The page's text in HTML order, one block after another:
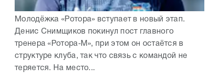
Молодёжка «Ротора» вступает в новый этап.
Денис Снимщиков покинул пост главного
тренера «Ротора‑М», при этом он остаётся в
структуре клуба, так что связь с командой не
теряется. На место...